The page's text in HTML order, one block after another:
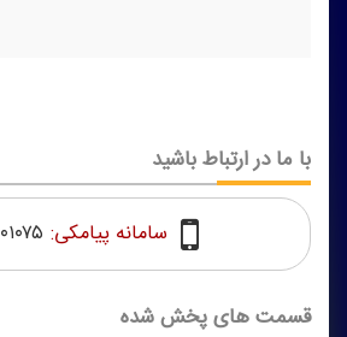
قسمت های پخش شده
با ما در ارتباط باشید
سامانه پیامکی: